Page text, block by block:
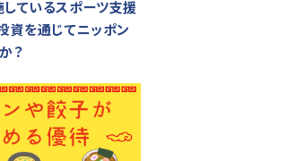
ているスポーツ支援
資を通じてニッポン
？